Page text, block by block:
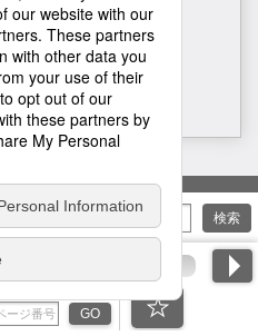
H1
検索
GO